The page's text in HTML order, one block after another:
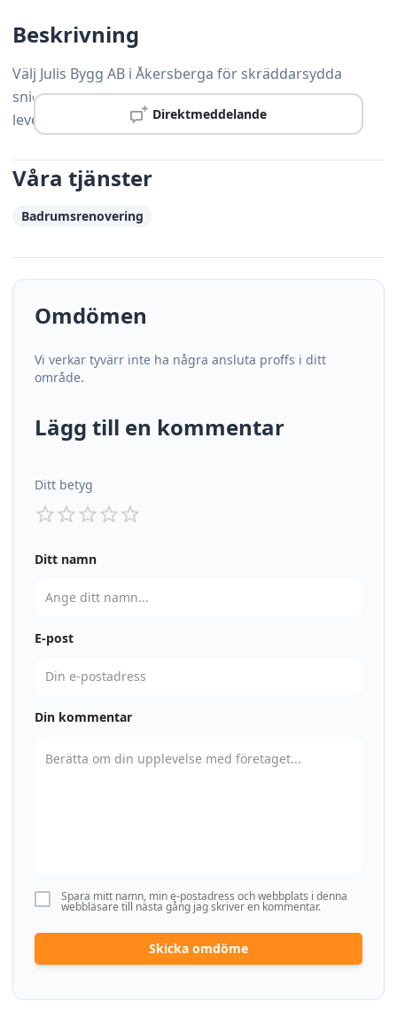
Direktmeddelande
Beskrivning
Välj Julis Bygg AB i Åkersberga för skräddarsydda
snickerilösningar som håller hög standard och
levereras i tid.
Våra tjänster
Badrumsrenovering
Omdömen
Vi verkar tyvärr inte ha några ansluta proffs i ditt
område.
Lägg till en kommentar
Ditt betyg
Ditt namn
E-post
Din kommentar
Spara mitt namn, min e-postadress och webbplats i denna
webbläsare till nästa gång jag skriver en kommentar.
Skicka omdöme